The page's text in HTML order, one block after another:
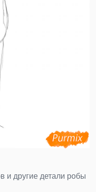
и другие детали робы